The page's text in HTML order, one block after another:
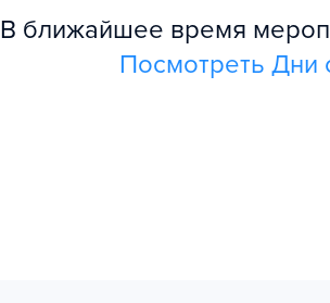
В ближайшее время
Посмотреть Дни